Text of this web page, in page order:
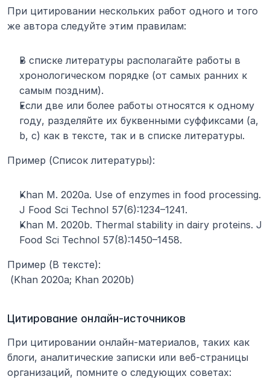
При цитировании нескольких работ одного и того
же автора следуйте этим правилам:
В списке литературы располагайте работы в
хронологическом порядке (от самых ранних к
самым поздним).
Если две или более работы относятся к одному
году, разделяйте их буквенными суффиксами (a,
b, c) как в тексте, так и в списке литературы.
Пример (Список литературы):
Khan M. 2020a. Use of enzymes in food processing.
J Food Sci Technol 57(6):1234–1241.
Khan M. 2020b. Thermal stability in dairy proteins. J
Food Sci Technol 57(8):1450–1458.
Пример (В тексте):
(Khan 2020a; Khan 2020b)
Цитирование онлайн-источников
При цитировании онлайн-материалов, таких как
блоги, аналитические записки или веб-страницы
организаций, помните о следующих советах: